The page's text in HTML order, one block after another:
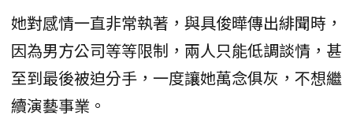
她對感情一直非常執著，與具俊曄傳出緋聞時，
因為男方公司等等限制，兩人只能低調談情，甚
至到最後被迫分手，一度讓她萬念俱灰，不想繼
續演藝事業。